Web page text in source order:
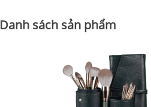
Danh sách sản phẩm